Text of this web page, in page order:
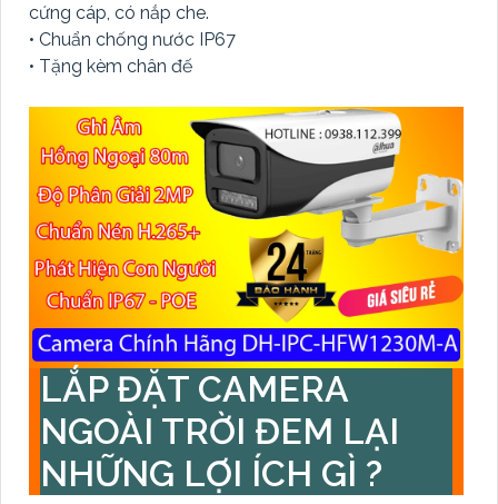
cứng cáp, có nắp che.
• Chuẩn chống nước IP67
• Tặng kèm chân đế
LẮP ĐẶT CAMERA
NGOÀI TRỜI ĐEM LẠI
NHỮNG LỢI ÍCH GÌ ?